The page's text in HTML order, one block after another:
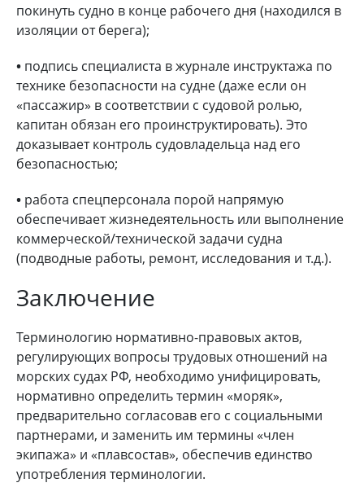
покинуть судно в конце рабочего дня (находился в
изоляции от берега);
• подпись специалиста в журнале инструктажа по
технике безопасности на судне (даже если он
«пассажир» в соответствии с судовой ролью,
капитан обязан его проинструктировать). Это
доказывает контроль судовладельца над его
безопасностью;
• работа спецперсонала порой напрямую
обеспечивает жизнедеятельность или выполнение
коммерческой/технической задачи судна
(подводные работы, ремонт, исследования и т.д.).
Заключение
Терминологию нормативно-правовых актов,
регулирующих вопросы трудовых отношений на
морских судах РФ, необходимо унифицировать,
нормативно определить термин «моряк»,
предварительно согласовав его с социальными
партнерами, и заменить им термины «член
экипажа» и «плавсостав», обеспечив единство
употребления терминологии.